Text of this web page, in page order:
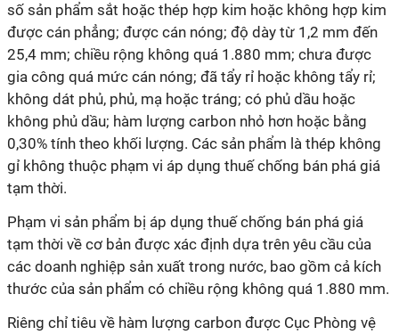
số sản phẩm sắt hoặc thép hợp kim hoặc không hợp kim
được cán phẳng; được cán nóng; độ dày từ 1,2 mm đến
25,4 mm; chiều rộng không quá 1.880 mm; chưa được
gia công quá mức cán nóng; đã tẩy rỉ hoặc không tẩy rỉ;
không dát phủ, phủ, mạ hoặc tráng; có phủ dầu hoặc
không phủ dầu; hàm lượng carbon nhỏ hơn hoặc bằng
0,30% tính theo khối lượng. Các sản phẩm là thép không
gỉ không thuộc phạm vi áp dụng thuế chống bán phá giá
tạm thời.
Phạm vi sản phẩm bị áp dụng thuế chống bán phá giá
tạm thời về cơ bản được xác định dựa trên yêu cầu của
các doanh nghiệp sản xuất trong nước, bao gồm cả kích
thước của sản phẩm có chiều rộng không quá 1.880 mm.
Riêng chỉ tiêu về hàm lượng carbon được Cục Phòng vệ